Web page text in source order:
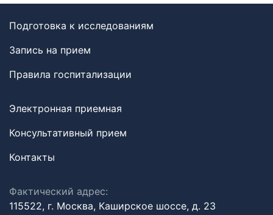
Подготовка к исследованиям
Запись на прием
Правила госпитализации
Электронная приемная
Консультативный прием
Контакты
Фактический адрес:
115522, г. Москва, Каширское шоссе, д. 23